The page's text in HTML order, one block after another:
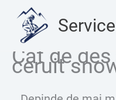
Cât de
ceruit